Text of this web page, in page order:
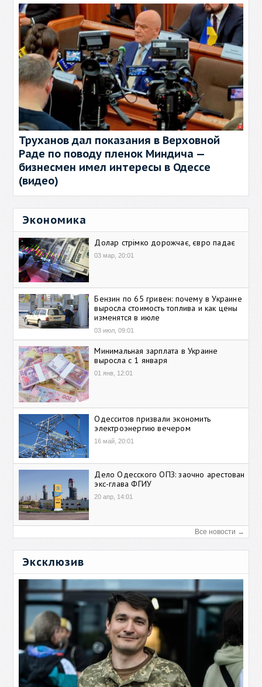
Труханов дал показания в Верховной
Раде по поводу пленок Миндича —
бизнесмен имел интересы в Одессе
(видео)
Экономика
Долар стрімко дорожчає, євро падає
03 мар, 20:01
Бензин по 65 гривен: почему в Украине
выросла стоимость топлива и как цены
изменятся в июле
03 июл, 09:01
Минимальная зарплата в Украине
выросла с 1 января
01 янв, 12:01
Одесситов призвали экономить
электроэнергию вечером
16 май, 20:01
Дело Одесского ОПЗ: заочно арестован
экс-глава ФГИУ
20 апр, 14:01
Все новости →
Эксклюзив